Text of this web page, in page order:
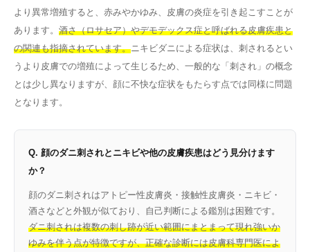
より異常増殖すると、赤みやかゆみ、皮膚の炎症を引き起こすことが
あります。 酒さ（ロサセア）やデモデックス症と呼ばれる皮膚疾患と
の関連も指摘されています。ニキビダニによる症状は、刺されるとい
うより皮膚での増殖によって生じるため、一般的な「刺され」の概念
とは少し異なりますが、顔に不快な症状をもたらす点では同様に問題
となります。
Q. 顔のダニ刺されとニキビや他の皮膚疾患はどう見分けます
か？
顔のダニ刺されはアトピー性皮膚炎・接触性皮膚炎・ニキビ・
酒さなどと外観が似ており、自己判断による鑑別は困難です。
ダニ刺されは複数の刺し跡が近い範囲にまとまって現れ強いか
ゆみを伴う点が特徴ですが、正確な診断には皮膚科専門医によ